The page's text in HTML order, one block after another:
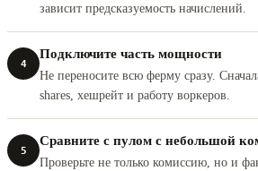
зависит предсказуемость начислений.
4
Подключите часть мощности
Не переносите всю ферму сразу.
shares, хешрейт и работу воркеров.
5
Сравните с пулом с небольшой
Проверьте не только комиссию, но и